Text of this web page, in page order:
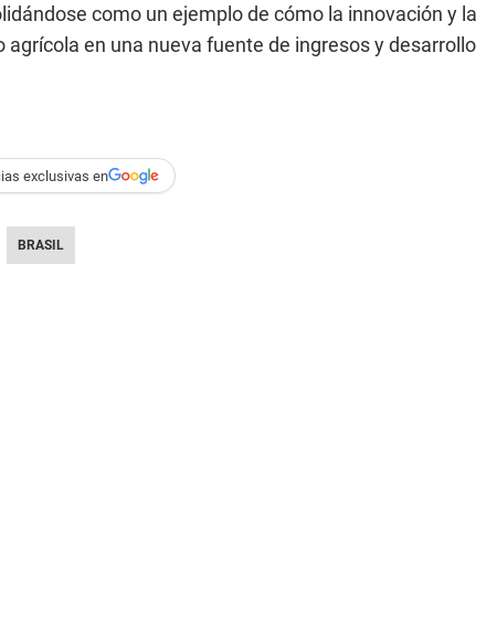
como un ejemplo de cómo la innovación y la
en una nueva fuente de ingresos y desarrollo
exclusivas en
BRASIL